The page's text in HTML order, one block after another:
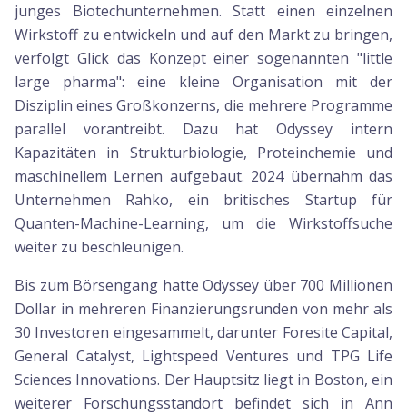
junges Biotechunternehmen. Statt einen einzelnen
Wirkstoff zu entwickeln und auf den Markt zu bringen,
verfolgt Glick das Konzept einer sogenannten "little
large pharma": eine kleine Organisation mit der
Disziplin eines Großkonzerns, die mehrere Programme
parallel vorantreibt. Dazu hat Odyssey intern
Kapazitäten in Strukturbiologie, Proteinchemie und
maschinellem Lernen aufgebaut. 2024 übernahm das
Unternehmen Rahko, ein britisches Startup für
Quanten-Machine-Learning, um die Wirkstoffsuche
weiter zu beschleunigen.
Bis zum Börsengang hatte Odyssey über 700 Millionen
Dollar in mehreren Finanzierungsrunden von mehr als
30 Investoren eingesammelt, darunter Foresite Capital,
General Catalyst, Lightspeed Ventures und TPG Life
Sciences Innovations. Der Hauptsitz liegt in Boston, ein
weiterer Forschungsstandort befindet sich in Ann